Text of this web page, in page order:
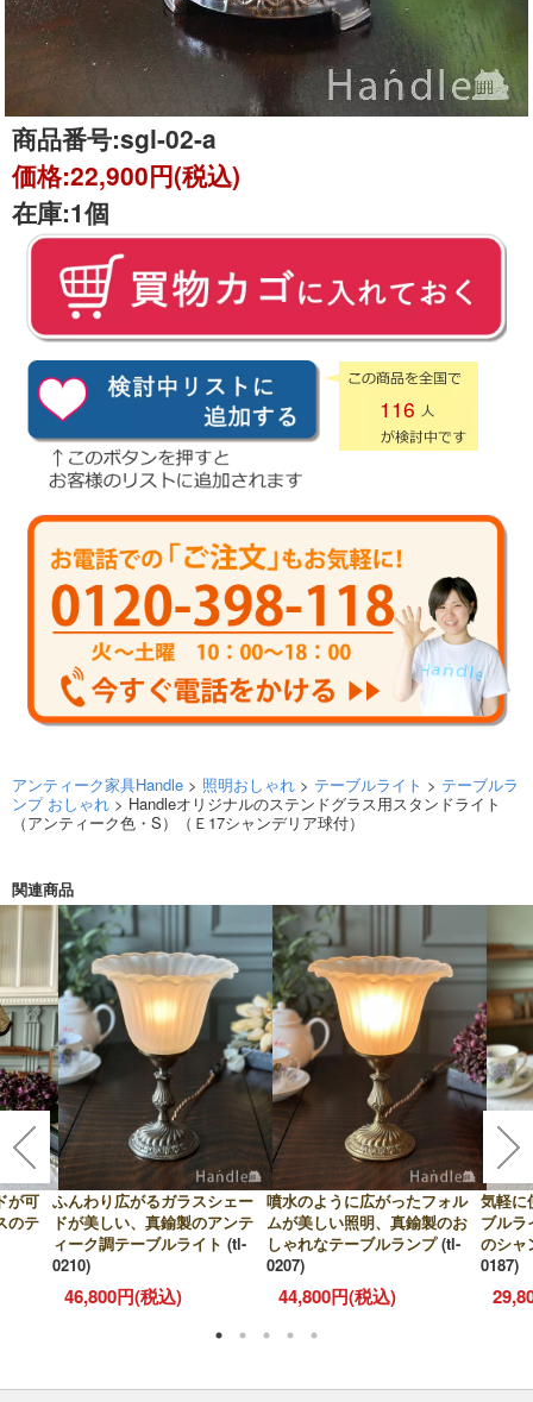
商品番号:sgl-02-a
価格:22,900円(税込)
在庫:1個
116
アンティーク家具Handle > 照明おしゃれ > テーブルライト > テーブルラ
ンプ おしゃれ > Handleオリジナルのステンドグラス用スタンドライト
（アンティーク色・S）（Ｅ17シャンデリア球付）
関連商品
が可
のテ
ふんわり広がるガラスシェー
ドが美しい、真鍮製のアンテ
ィーク調テーブルライト (tl-
0210)
46,800円(税込)
噴水のように広がったフォル
ムが美しい照明、真鍮製のお
しゃれなテーブルランプ (tl-
0207)
44,800円(税込)
気軽に
ブルラ
のシャ
0187)